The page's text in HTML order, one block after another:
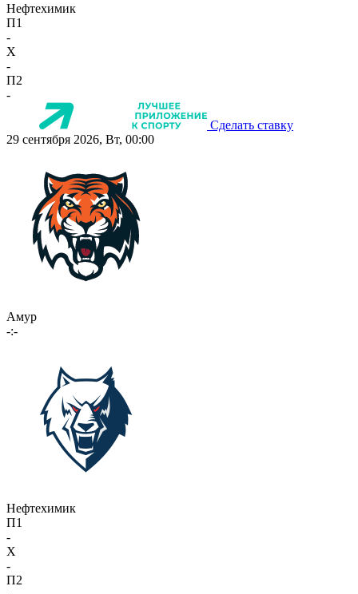
Нефтехимик
П1
-
X
-
П2
-
Сделать ставку
29 сентября 2026, Вт, 00:00
Амур
-:-
Нефтехимик
П1
-
X
-
П2